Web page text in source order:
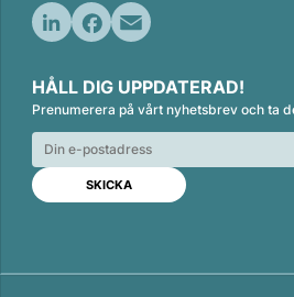
n
k
e
d
n
c
e
b
o
o
k
a
i
l
HÅLL DIG UPPDATERAD!
Prenumerera på vårt nyhetsbrev och ta